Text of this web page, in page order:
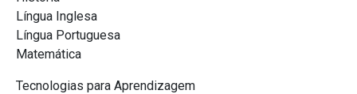
Língua Inglesa
Língua Portuguesa
Matemática
Tecnologias para Aprendizagem